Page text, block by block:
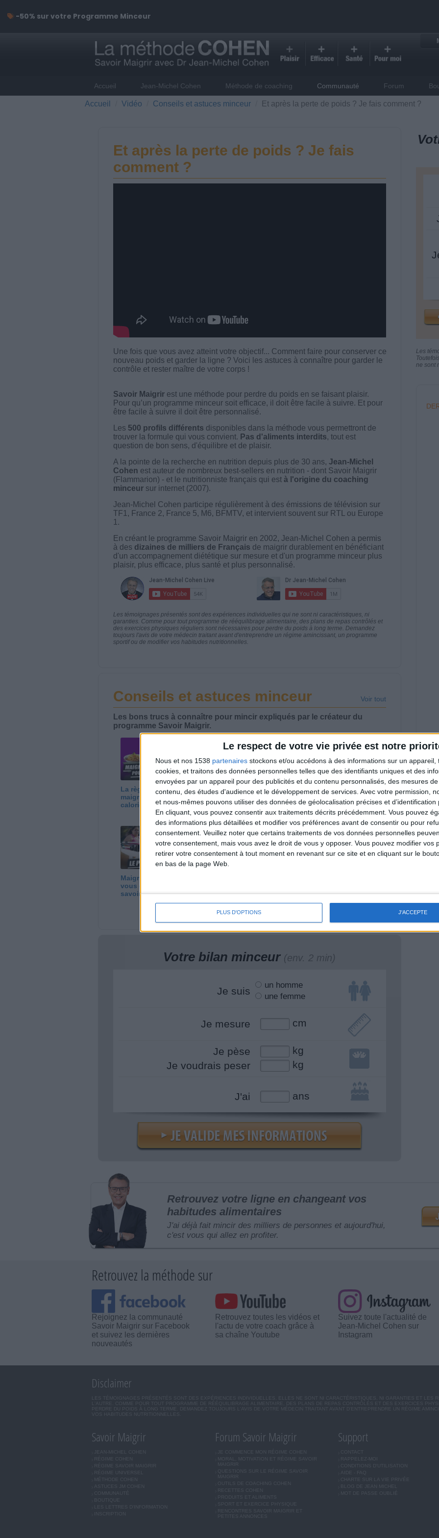
Le respect de votre vie privée est notre
Nous et nos 1538 partenaires stockons et/ou accédons à des informations sur un appareil,
cookies, et traitons des données personnelles telles que des identifiants uniques et des
envoyées par un appareil pour des publicités et du contenu personnalisés, des mesures
contenu, des études d'audience et le développement de services. Avec votre permission,
et nous-mêmes pouvons utiliser des données de géolocalisation précises et d’identification
En cliquant, vous pouvez consentir aux traitements décrits précédemment. Vous pouvez
des informations plus détaillées et modifier vos préférences avant de consentir ou pour
consentement. Veuillez noter que certains traitements de vos données personnelles
votre consentement, mais vous avez le droit de vous y opposer. Vous pouvez modifier vos
retirer votre consentement à tout moment en revenant sur ce site et en cliquant sur le
en bas de la page Web.
PLUS D'OPTIONS J'ACCEPTE
Accueil Jean-Michel Cohen Méthode de coaching Communauté Forum
Accueil Vidéo Conseils et astuces minceur Et après la perte de poids ? Je fais comment ?
Et après la perte de poids ? Je fais
comment ?
Une fois que vous avez atteint votre objectif... Comment faire pour conserver ce
nouveau poids et garder la ligne ? Voici les astuces à connaître pour garder le
contrôle et rester maître de votre corps !
Savoir Maigrirest une méthode pour perdre du poids en se faisant plaisir.
Pour qu’un programme minceur soit efficace, il doit être facile à suivre. Et pour
être facile à suivre il doit être personnalisé.
Les 500 profils différents disponibles dans la méthode vous permettront de
trouver la formule qui vous convient. Pas d'aliments interdits, tout est
question de bon sens, d'équilibre et de plaisir.
A la pointe de la recherche en nutrition depuis plus de 30 ans, Jean-Michel
Cohen est auteur de nombreux best-sellers en nutrition - dont Savoir Maigrir
(Flammarion) - et le nutritionniste français qui est à l'origine du coaching
minceursur internet (2007).
Jean-Michel Cohen participe régulièrement à des émissions de télévision sur
TF1, France 2, France 5, M6, BFMTV, et intervient souvent sur RTL ou Europe
1.
En créant le programme Savoir Maigrir en 2002, Jean-Michel Cohen a permis
à des dizaines de milliers de Français de maigrir durablement en bénéficiant
d'un accompagnement diététique sur mesure et d'un programme minceur plus
plaisir, plus efficace, plus santé et plus personnalisé.
Les témoignages présentés sont des expériences individuelles qui ne sont ni caractéristiques, ni
garanties. Comme pour tout programme de rééquilibrage alimentaire, des plans de repas contrôlés et
des exercices physiques réguliers sont nécessaires pour perdre du poids à long terme. Demandez
toujours l'avis de votre médecin traitant avant d'entreprendre un régime amincissant, un programme
sportif ou de modifier vos habitudes nutritionnelles.
Conseils et astuces minceur Voir tout
Les bons trucs à connaître pour mincir expliqués par le créateur du
programme Savoir Maigrir.
La règle N°1 pour
maigrir : le déficit
calorique
Perdre 10 kg : ma
Et après la perte de
comment ?
Maigrir vite ? Ce que
vous devez vraiment
savoir !
mieux.
Michel Cohen
Votre bilan minceur (env. 2 min)
Je suis
un homme
une femme
Je mesure cm
Je pèse
kg
Je voudrais peser
kg
J'ai ans
Les
ne sont
Retrouvez votre ligne en changeant vos
habitudes alimentaires
J'ai déjà fait mincir des milliers de personnes et aujourd'hui,
c'est vous qui allez en profiter.
Retrouvez la méthode sur
Rejoignez la communauté
Savoir Maigrir sur Facebook
et suivez les dernières
nouveautés
Retrouvez toutes les vidéos et
l'actu de votre coach grâce à
sa chaîne Youtube
Suivez toute l'actualité de
Jean-Michel Cohen sur
Instagram
Disclaimer
LES TÉMOIGNAGES PRÉSENTÉS SONT DES EXPÉRIENCES INDIVIDUELLES. ELLES NE SONT NI CARACTÉRISTIQUES, NI GARANTIES ET LES
L'AUTRE. COMME POUR TOUT PROGRAMME DE RÉÉQUILIBRAGE ALIMENTAIRE, DES PLANS DE REPAS CONTRÔLÉS ET DES EXERCICES
PERDRE DU POIDS À LONG TERME. DEMANDEZ TOUJOURS L'AVIS DE VOTRE MÉDECIN TRAITANT AVANT D'ENTREPRENDRE UN RÉGIME
VOS HABITUDES NUTRITIONNELLES.
Savoir Maigrir
JEAN-MICHEL COHEN
RÉGIME COHEN
RÉGIME SAVOIR MAIGRIR
RÉGIME UNIVERSEL
ASTUCES JM COHEN
COMMUNAUTÉ
LES LETTRES D'INFORMATION
INSCRIPTION
Forum Savoir Maigrir
JE COMMENCE MON RÉGIME COHEN
MORAL, MOTIVATION ET RÉGIME SAVOIR
MAIGRIR
QUESTIONS SUR LE RÉGIME SAVOIR
MAIGRIR
OUTILS DE COACHING COHEN
RECETTES COHEN
PRODUITS ET ALIMENTS
SPORT ET EXERCICE PHYSIQUE
RENCONTRES SAVOIR MAIGRIR ET
PETITES ANNONCES
Support
CONTACT
RAPPELEZ-MOI
CONDITIONS D'UTILISATION
AIDE - FAQ
CHARTE SUR LA VIE PRIVÉE
BLOG DE JEAN MICHEL
MOT DE PASSE OUBLIÉ
-50% sur votre Programme Minceur